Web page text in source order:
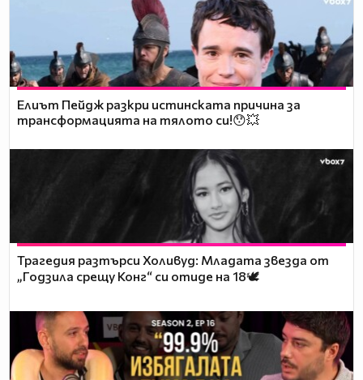
Елиът Пейдж разкри истинската причина за
трансформацията на тялото си!😯💥
Трагедия разтърси Холивуд: Младата звезда от
„Годзила срещу Конг“ си отиде на 18🕊️